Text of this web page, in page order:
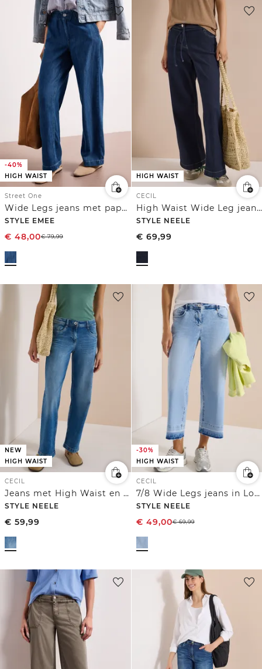
-40%
HIGH WAIST
Street One
Wide Legs jeans met paperbag tailleband
STYLE EMEE
€ 48,00€79,99
HIGH WAIST
CECIL
High Waist Wide Leg jeans in Loose Fit
STYLE NEELE
€ 69,99
NEW
HIGH WAIST
CECIL
Jeans met High Waist en Wide Leg pijpen in een Loose Fit pasvorm
STYLE NEELE
€ 59,99
-30%
HIGH WAIST
CECIL
7/8 Wide Legs jeans in Loose Fit
STYLE NEELE
€ 49,00€69,99